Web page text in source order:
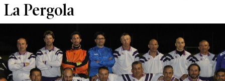
La Pergola